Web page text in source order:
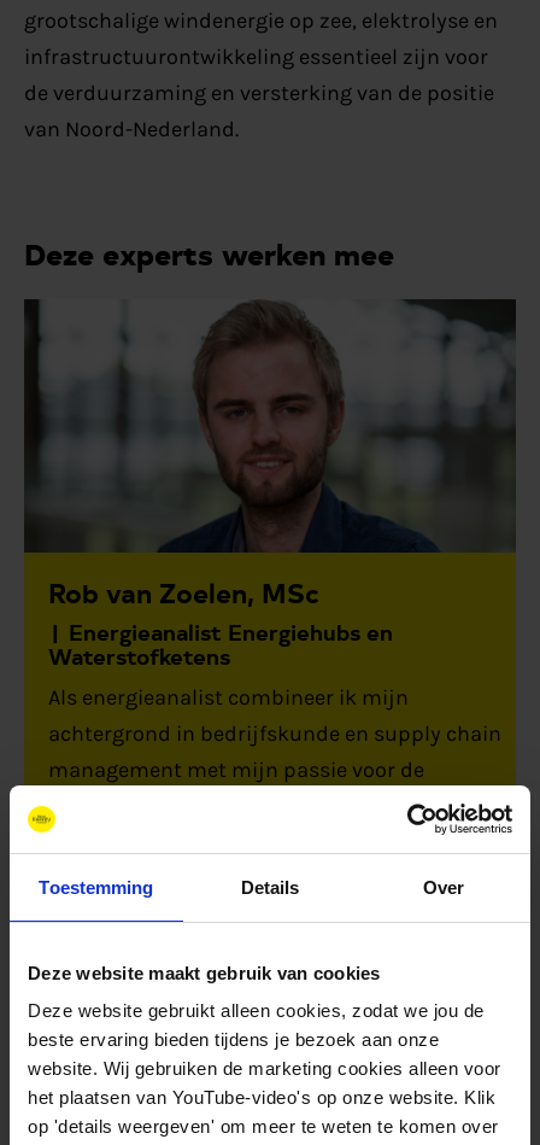
Toestemming Details Over
Deze website maakt gebruik van cookies
Deze website gebruikt alleen cookies, zodat we jou de
beste ervaring bieden tijdens je bezoek aan onze
website. Wij gebruiken de marketing cookies alleen voor
het plaatsen van YouTube-video's op onze website. Klik
op 'details weergeven' om meer te weten te komen over
grootschalige windenergie op zee, elektrolyse en
infrastructuurontwikkeling essentieel zijn voor
de verduurzaming en versterking van de positie
van Noord-Nederland.
Deze experts werken mee
Rob van Zoelen, MSc
Energieanalist Energiehubs en
Waterstofketens
Als energieanalist combineer ik mijn
achtergrond in bedrijfskunde en supply chain
management met mijn passie voor de
energietransitie. Bij New Energy Coalition zet
ik deze expertise in op projecten zoals North
Sea Energy en HyDelta, waar ik me richt op
waardeketens en infrastructuur binnen
Waterstof
Projectmanagement
+31(0)6 16010741